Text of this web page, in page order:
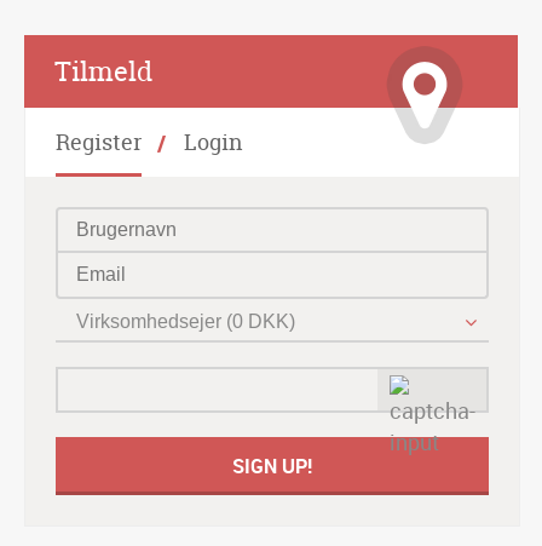
Tilmeld
Register Login
Virksomhedsejer (0 DKK)